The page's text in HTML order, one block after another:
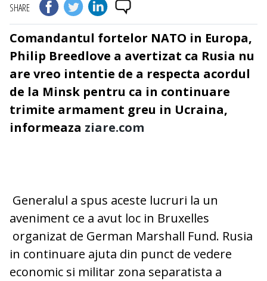
SHARE
Comandantul fortelor NATO in Europa,
Philip Breedlove a avertizat ca Rusia nu
are vreo intentie de a respecta acordul
de la Minsk pentru ca in continuare
trimite armament greu in Ucraina,
informeaza ziare.com
Generalul a spus aceste lucruri la un
aveniment ce a avut loc in Bruxelles
organizat de German Marshall Fund. Rusia
in continuare ajuta din punct de vedere
economic si militar zona separatista a